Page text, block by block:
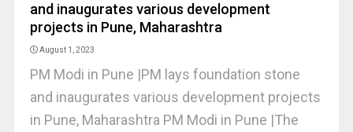
and inaugurates various development
projects in Pune, Maharashtra
August 1, 2023
PM Modi in Pune |PM lays foundation stone
and inaugurates various development projects
in Pune, Maharashtra PM Modi in Pune |The